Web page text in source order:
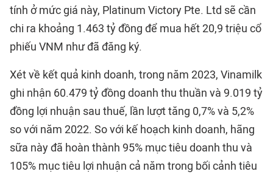
tính ở mức giá này, Platinum Victory Pte. Ltd sẽ cần
chi ra khoảng 1.463 tỷ đồng để mua hết 20,9 triệu cổ
phiếu VNM như đã đăng ký.
Xét về kết quả kinh doanh, trong năm 2023, Vinamilk
ghi nhận 60.479 tỷ đồng doanh thu thuần và 9.019 tỷ
đồng lợi nhuận sau thuế, lần lượt tăng 0,7% và 5,2%
so với năm 2022. So với kế hoạch kinh doanh, hãng
sữa này đã hoàn thành 95% mục tiêu doanh thu và
105% mục tiêu lợi nhuận cả năm trong bối cảnh tiêu